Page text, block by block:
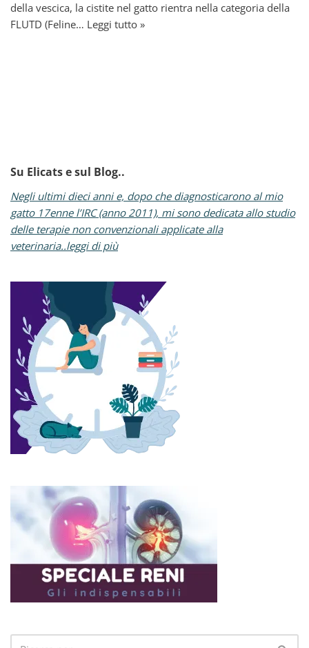
della vescica, la cistite nel gatto rientra nella categoria della
FLUTD (Feline… Leggi tutto »
Su Elicats e sul Blog..
Negli ultimi dieci anni e, dopo che diagnosticarono al mio
gatto 17enne l’IRC (anno 2011), mi sono dedicata allo studio
delle terapie non convenzionali applicate alla
veterinaria..leggi di più